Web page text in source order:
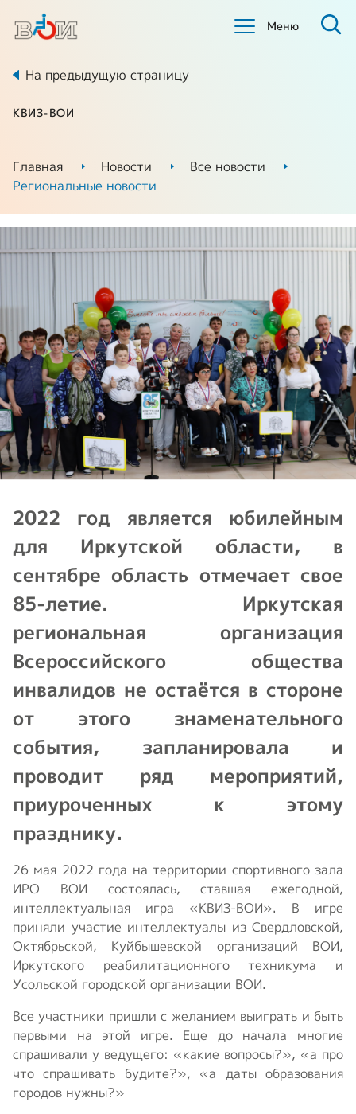
Меню
На предыдущую страницу
КВИЗ-ВОИ
Главная Новости
Все новости
Региональные новости
2022 год является юбилейным
для Иркутской области, в
сентябре область отмечает свое
85-летие. Иркутская
региональная организация
Всероссийского общества
инвалидов не остаётся в стороне
от этого знаменательного
события, запланировала и
проводит ряд мероприятий,
приуроченных к этому
празднику.
26 мая 2022 года на территории спортивного зала
ИРО ВОИ состоялась, ставшая ежегодной,
интеллектуальная игра «КВИЗ-ВОИ». В игре
приняли участие интеллектуалы из Свердловской,
Октябрьской, Куйбышевской организаций ВОИ,
Иркутского реабилитационного техникума и
Усольской городской организации ВОИ.
Все участники пришли с желанием выиграть и быть
первыми на этой игре. Еще до начала многие
спрашивали у ведущего: «какие вопросы?», «а про
что спрашивать будите?», «а даты образования
городов нужны?»